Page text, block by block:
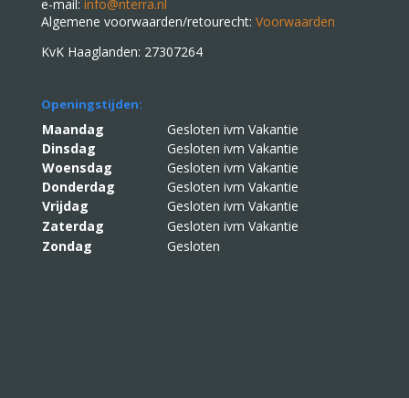
e-mail: info@nterra.nl
Algemene voorwaarden/retourecht: Voorwaarden
KvK Haaglanden: 27307264
Openingstijden:
Maandag
Gesloten ivm Vakantie
Dinsdag
Gesloten ivm Vakantie
Woensdag
Gesloten ivm Vakantie
Donderdag
Gesloten ivm Vakantie
Vrijdag
Gesloten ivm Vakantie
Zaterdag
Gesloten ivm Vakantie
Zondag
Gesloten